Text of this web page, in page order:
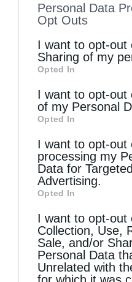
to your opt-out.
information by third
of downstream
information may
third parties on the
Downstream
disclose it to other
Personal Data
Opt Outs
I want to opt-out
Sharing of my
Opted In
I want to opt-out
of my Personal
Opted In
I want to opt-out
processing my
Data for Targeted
Advertising.
Opted In
I want to opt-out
Collection, Use,
Sale, and/or
Personal Data
Unrelated with
for which it was
Τελευταία άρθρα
Η LEROY MERLIN
Σταυρό με δωρεά
την αντιμετώπιση των
Η “Κιβωτός της